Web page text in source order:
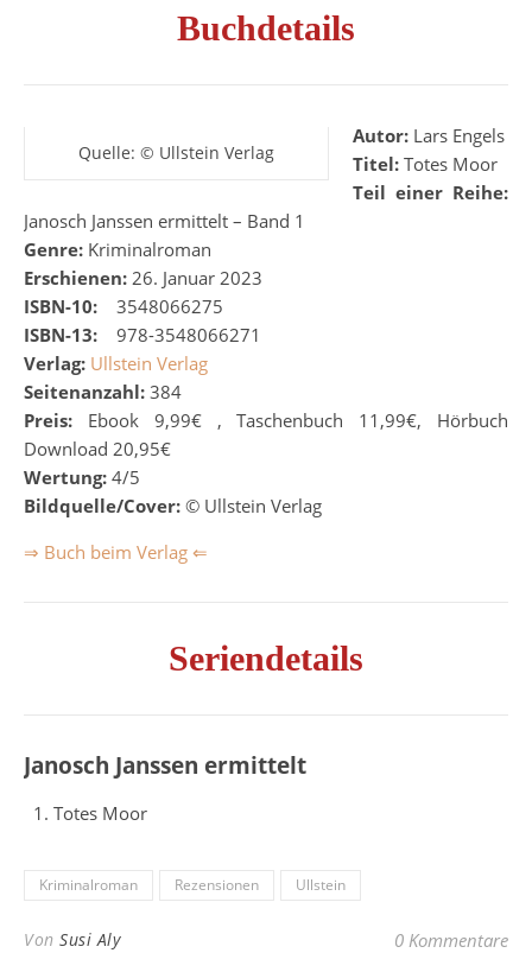
Buchdetails
Quelle: © Ullstein Verlag
Autor: Lars Engels
Titel: Totes Moor
Teil einer Reihe:
Janosch Janssen ermittelt – Band 1
Genre: Kriminalroman
Erschienen: 26. Januar 2023
ISBN-10:
3548066275
ISBN-13:
978-3548066271
Verlag: Ullstein Verlag
Seitenanzahl: 384
Preis: Ebook 9,99€ , Taschenbuch 11,99€, Hörbuch
Download 20,95€
Wertung: 4/5
Bildquelle/Cover: © Ullstein Verlag
⇒ Buch beim Verlag ⇐
Seriendetails
Janosch Janssen ermittelt
Totes Moor
Kriminalroman Rezensionen Ullstein
Von Susi Aly 0 Kommentare